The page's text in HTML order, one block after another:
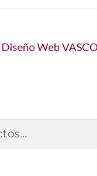
Diseño Web